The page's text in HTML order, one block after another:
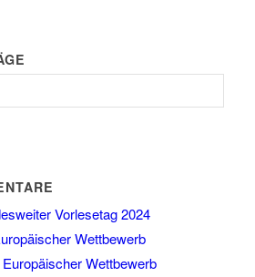
Vorlesetag 2024
Wettbewerb
Wettbewerb